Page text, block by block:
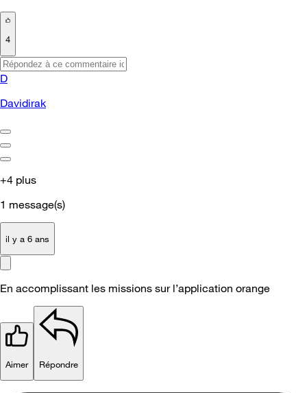
4
D
Davidirak
+4 plus
1 message(s)
il y a 6 ans
En accomplissant les missions sur l’application orange
Aimer Répondre